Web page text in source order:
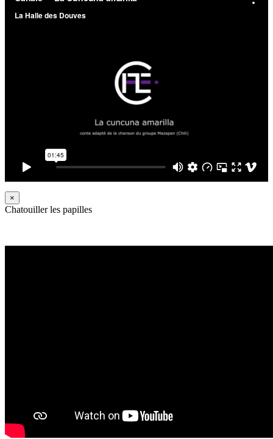
×
Chatouiller les papilles